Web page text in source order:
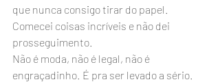
que nunca consigo tirar do papel.
Comecei coisas incríveis e não dei
prosseguimento.
Não é moda, não é legal, não é
engraçadinho. É pra ser levado a sério.